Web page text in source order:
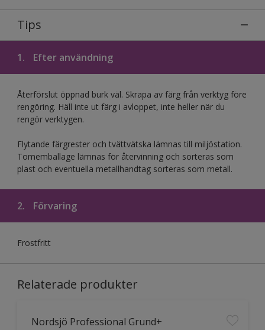
Tips
1. Efter användning
Återförslut öppnad burk väl. Skrapa av färg från verktyg före
rengöring. Häll inte ut färg i avloppet, inte heller när du
rengör verktygen.
Flytande färgrester och tvättvätska lämnas till miljöstation.
Tomemballage lämnas för återvinning och sorteras som
plast och eventuella metallhandtag sorteras som metall.
2. Förvaring
Frostfritt
Relaterade produkter
Nordsjö Professional Grund+